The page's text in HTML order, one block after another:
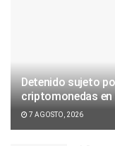
Detenido sujeto
criptomonedas en
7 AGOSTO, 2026